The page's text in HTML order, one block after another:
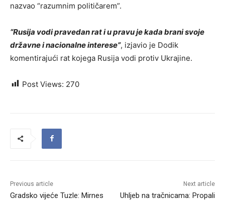
nazvao “razumnim političarem”.
“Rusija vodi pravedan rat i u pravu je kada brani svoje
državne i nacionalne interese”, izjavio je Dodik
komentirajući rat kojega Rusija vodi protiv Ukrajine.
Post Views: 270
Previous article
Gradsko vijeće Tuzle: Mirnes
Next article
Uhljeb na tračnicama: Propali